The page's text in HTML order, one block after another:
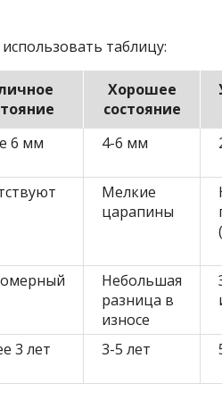
таблицу:
Хорошее
состояние
6 мм 4-6 мм
Мелкие
царапины
Небольшая
разница в
износе
3 лет 3-5 лет